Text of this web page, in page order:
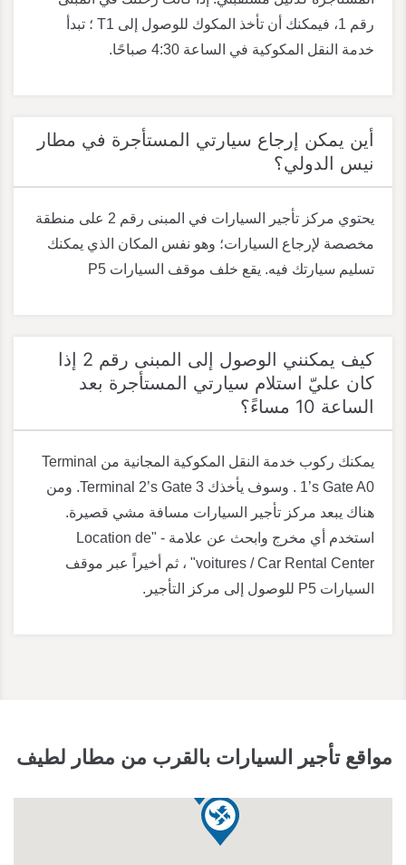
رقم 1، فيمكنك أن تأخذ المكوك للوصول إلى T1 ؛ تبدأ
خدمة النقل المكوكية في الساعة 4:30 صباحًا.
أين يمكن إرجاع سيارتي المستأجرة في مطار
نيس الدولي؟
يحتوي مركز تأجير السيارات في المبنى رقم 2 على منطقة
مخصصة لإرجاع السيارات؛ وهو نفس المكان الذي يمكنك
تسليم سيارتك فيه. يقع خلف موقف السيارات P5
كيف يمكنني الوصول إلى المبنى رقم 2 إذا
كان عليّ استلام سيارتي المستأجرة بعد
الساعة 10 مساءً؟
يمكنك ركوب خدمة النقل المكوكية المجانية من Terminal
1’s Gate A0 . وسوف يأخذك Terminal 2’s Gate 3. ومن
هناك يبعد مركز تأجير السيارات مسافة مشي قصيرة.
استخدم أي مخرج وابحث عن علامة - "Location de
voitures / Car Rental Center" ، ثم أخيراً عبر موقف
السيارات P5 للوصول إلى مركز التأجير.
مواقع تأجير السيارات بالقرب من مطار لطيف